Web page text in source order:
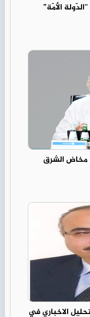
الأمّة”
مخاض الشرق
الاخباري في